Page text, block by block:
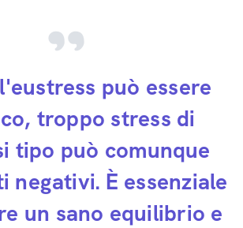
può essere
troppo stress di
tipo può comunque
negativi. È essenziale
un sano equilibrio e